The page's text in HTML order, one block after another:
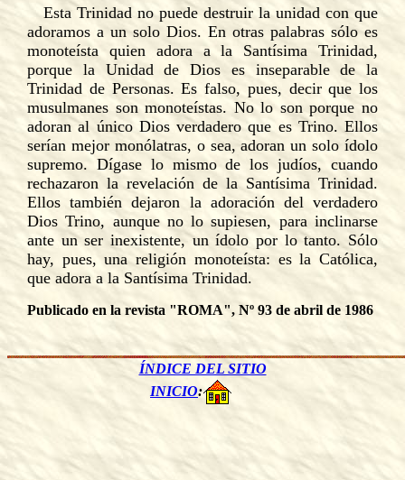
Esta Trinidad no puede destruir la unidad con que
adoramos a un solo Dios. En otras palabras sólo es
monoteísta quien adora a la Santísima Trinidad,
porque la Unidad de Dios es inseparable de la
Trinidad de Personas. Es falso, pues, decir que los
musulmanes son monoteístas. No lo son porque no
adoran al único Dios verdadero que es Trino. Ellos
serían mejor monólatras, o sea, adoran un solo ídolo
supremo. Dígase lo mismo de los judíos, cuando
rechazaron la revelación de la Santísima Trinidad.
Ellos también dejaron la adoración del verdadero
Dios Trino, aunque no lo supiesen, para inclinarse
ante un ser inexistente, un ídolo por lo tanto. Sólo
hay, pues, una religión monoteísta: es la Católica,
que adora a la Santísima Trinidad.
Publicado en la revista "ROMA", Nº 93 de abril de 1986
ÍNDICE DEL SITIO
INICIO: